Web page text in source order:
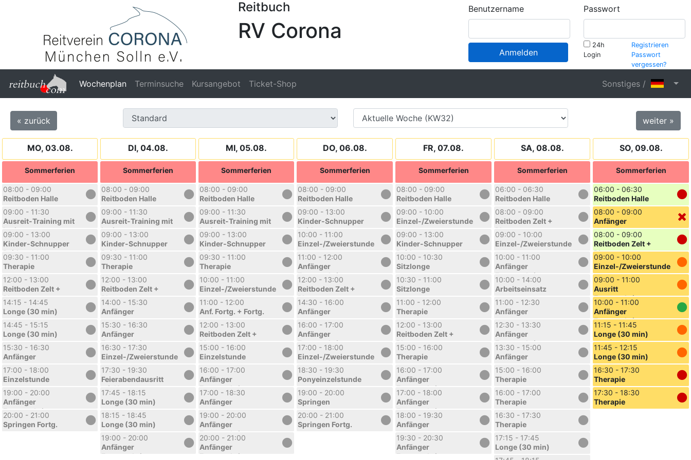
Reitbuch
RV Corona
Benutzername Passwort
Anmelden
24h
Login
Registrieren
Passwort
vergessen?
Wochenplan Terminsuche Kursangebot Ticket-Shop Sonstiges /
« zurück weiter »
MO, 03.08.
Sommerferien
08:00 - 09:00
Reitboden Halle
09:00 - 11:30
Ausreit-Training mit
Larissa
09:00 - 13:00
Kinder-Schnupper
Reitkurs
Sommerferien 1.
Woche
09:30 - 11:00
Therapie
12:00 - 13:00
Reitboden Zelt +
Platz
14:15 - 14:45
Longe (30 min)
14:45 - 15:15
Longe (30 min)
15:30 - 16:30
Anfänger
17:00 - 18:00
Einzelstunde
19:00 - 20:00
Anfänger
Fortgeschritten
20:00 - 21:00
Springen Fortg.
DI, 04.08.
Sommerferien
08:00 - 09:00
Reitboden Halle
09:00 - 11:30
Ausreit-Training mit
Larissa
09:00 - 13:00
Kinder-Schnupper
Reitkurs
Sommerferien 1.
Woche
09:30 - 11:00
Therapie
12:00 - 13:00
Reitboden Zelt +
Platz
14:00 - 15:30
Anfänger
15:30 - 16:30
Anfänger
Fortgeschritten
16:30 - 17:30
Einzel-/Zweierstunde
17:30 - 19:30
Feierabendausritt
mit Nora
17:45 - 18:15
Longe (30 min)
18:15 - 18:45
Longe (30 min)
19:00 - 20:00
Anfänger
Fortgeschritten
MI, 05.08.
Sommerferien
08:00 - 09:00
Reitboden Halle
09:00 - 11:30
Ausreit-Training mit
Larissa
09:00 - 13:00
Kinder-Schnupper
Reitkurs
Sommerferien 1.
Woche
09:30 - 11:00
Therapie
10:00 - 11:00
Einzel-/Zweierstunde
11:00 - 12:00
Anf. Fortg. + Fortg.
12:00 - 13:00
Reitboden Zelt +
Platz
15:00 - 16:00
Einzelstunde
16:00 - 17:00
Anfänger
Fortgeschritten
17:00 - 18:30
Anfänger
19:00 - 20:00
Anfänger
Fortgeschritten
20:00 - 21:00
Anfänger
Fortgeschritten
DO, 06.08.
Sommerferien
08:00 - 09:00
Reitboden Halle
09:00 - 13:00
Kinder-Schnupper
Reitkurs
Sommerferien 1.
Woche
10:00 - 11:00
Einzel-/Zweierstunde
11:00 - 12:00
Anfänger
Fortgeschritten
12:00 - 13:00
Reitboden Zelt +
Platz
14:30 - 16:00
Anfänger
16:00 - 17:00
Anfänger
Fortgeschritten
17:00 - 18:00
Einzel-/Zweierstunde
18:30 - 19:30
Ponyeinzelstunde
19:00 - 20:00
Springen
20:00 - 21:00
Springen Fortg.
FR, 07.08.
Sommerferien
08:00 - 09:00
Reitboden Halle
09:00 - 10:00
Einzel-/Zweierstunde
09:00 - 13:00
Kinder-Schnupper
Reitkurs
Sommerferien 1.
Woche
10:00 - 10:30
Sitzlonge
10:30 - 11:00
Sitzlonge
11:00 - 12:00
Therapie
12:00 - 13:00
Reitboden Zelt +
Platz
15:00 - 16:00
Therapie
16:00 - 17:00
Anfänger
Fortgeschritten
17:00 - 18:00
Anfänger
Fortgeschritten
18:00 - 19:30
Anfänger
19:30 - 20:30
Anfänger
Fortgeschritten
SA, 08.08.
Sommerferien
06:00 - 06:30
Reitboden Halle
08:00 - 09:00
Reitboden Zelt +
Platz
09:00 - 10:00
Einzel-/Zweierstunde
10:00 - 11:00
Anfänger
Fortgeschritten
10:00 - 14:00
Arbeitseinsatz
11:00 - 12:30
Anfänger
12:30 - 13:30
Anfänger
Fortgeschritten
13:30 - 15:00
Anfänger
15:00 - 16:00
Therapie
16:00 - 17:00
Therapie
16:30 - 17:30
Therapie
17:15 - 17:45
Longe (30 min)
SO, 09.08.
Sommerferien
06:00 - 06:30
Reitboden Halle
08:00 - 09:00
Anfänger
08:00 - 09:00
Reitboden Zelt +
Platz
09:00 - 10:00
Einzel-/Zweierstunde
09:00 - 11:00
Ausritt
Fortgeschritten
10:00 - 11:00
Anfänger
Fortgeschritten
11:15 - 11:45
Longe (30 min)
11:45 - 12:15
Longe (30 min)
16:30 - 17:30
Therapie
17:30 - 18:30
Therapie